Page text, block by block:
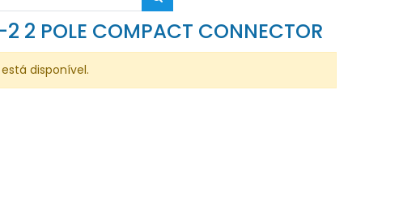
2 POLE COMPACT CONNECTOR
disponível.